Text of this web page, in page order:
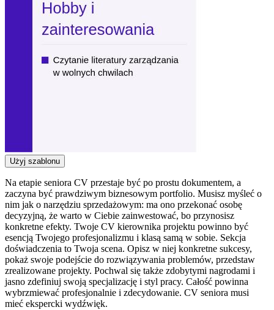
Użyj szablonu
Na etapie seniora CV przestaje być po prostu dokumentem, a
zaczyna być prawdziwym biznesowym portfolio. Musisz myśleć o
nim jak o narzędziu sprzedażowym: ma ono przekonać osobę
decyzyjną, że warto w Ciebie zainwestować, bo przynosisz
konkretne efekty. Twoje CV kierownika projektu powinno być
esencją Twojego profesjonalizmu i klasą samą w sobie. Sekcja
doświadczenia to Twoja scena. Opisz w niej konkretne sukcesy,
pokaż swoje podejście do rozwiązywania problemów, przedstaw
zrealizowane projekty. Pochwal się także zdobytymi nagrodami i
jasno zdefiniuj swoją specjalizację i styl pracy. Całość powinna
wybrzmiewać profesjonalnie i zdecydowanie. CV seniora musi
mieć ekspercki wydźwięk.